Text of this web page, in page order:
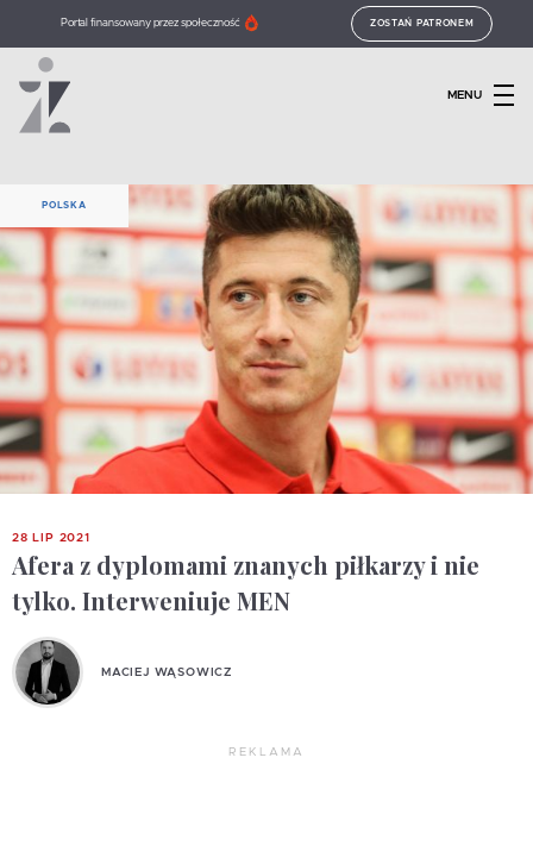
Portal finansowany przez społeczność ZOSTAŃ PATRONEM
MENU
POLSKA
28 LIP 2021
Afera z dyplomami znanych piłkarzy i nie
tylko. Interweniuje MEN
MACIEJ WĄSOWICZ
REKLAMA